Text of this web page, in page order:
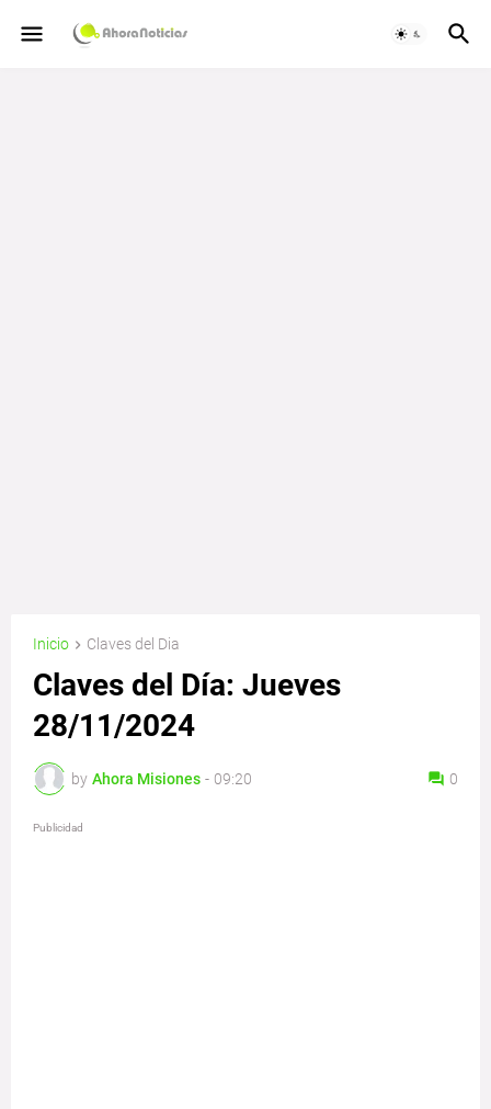
Inicio Claves del Dia
Claves del Día: Jueves
28/11/2024
by Ahora Misiones - 09:20 0
Publicidad